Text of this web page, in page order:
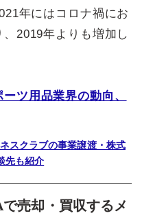
年にはコロナ禍にお
2019年よりも増加し
ーツ用品業界の動向、
スクラブの事業譲渡・株式
先も紹介
売却・買収するメ